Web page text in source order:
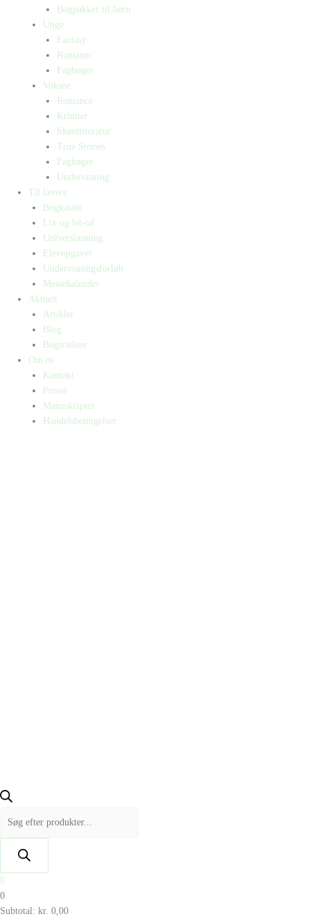
Bogpakker til børn
Unge
Fantasy
Romaner
Fagbøger
Voksne
Romance
Krimier
Skønlitteratur
True Stories
Fagbøger
Undervisning
Til lærere
Bogkasser
Lix og let-tal
Universlæsning
Elevopgaver
Undervisningsforløb
Messekalender
Aktuelt
Artikler
Blog
Bogtrailere
Om os
Kontakt
Presse
Manuskripter
Handelsbetingelser
0
0
Subtotal: kr. 0,00